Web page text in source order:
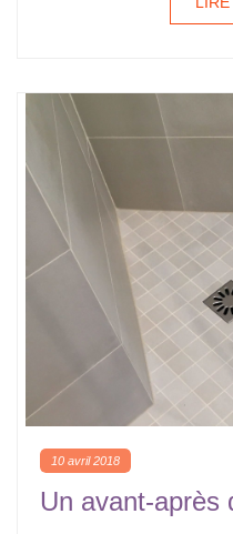
10 avril 2018
Un avant-après